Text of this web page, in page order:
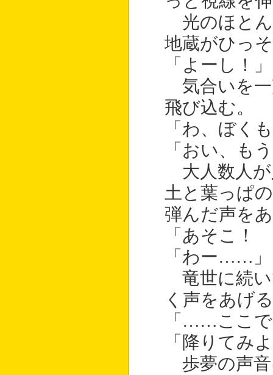
光のほとん
地蔵がひっ
「よーし！」
気合いを一
飛び込む。
「わ、ぼく
「おい、も
大人数人が
土と葉っぱ
弾んだ声を
「あそこ！
「わー……」
竜世に続い
く声をあげ
「……ここ
「降りてみ
歩夢の声音